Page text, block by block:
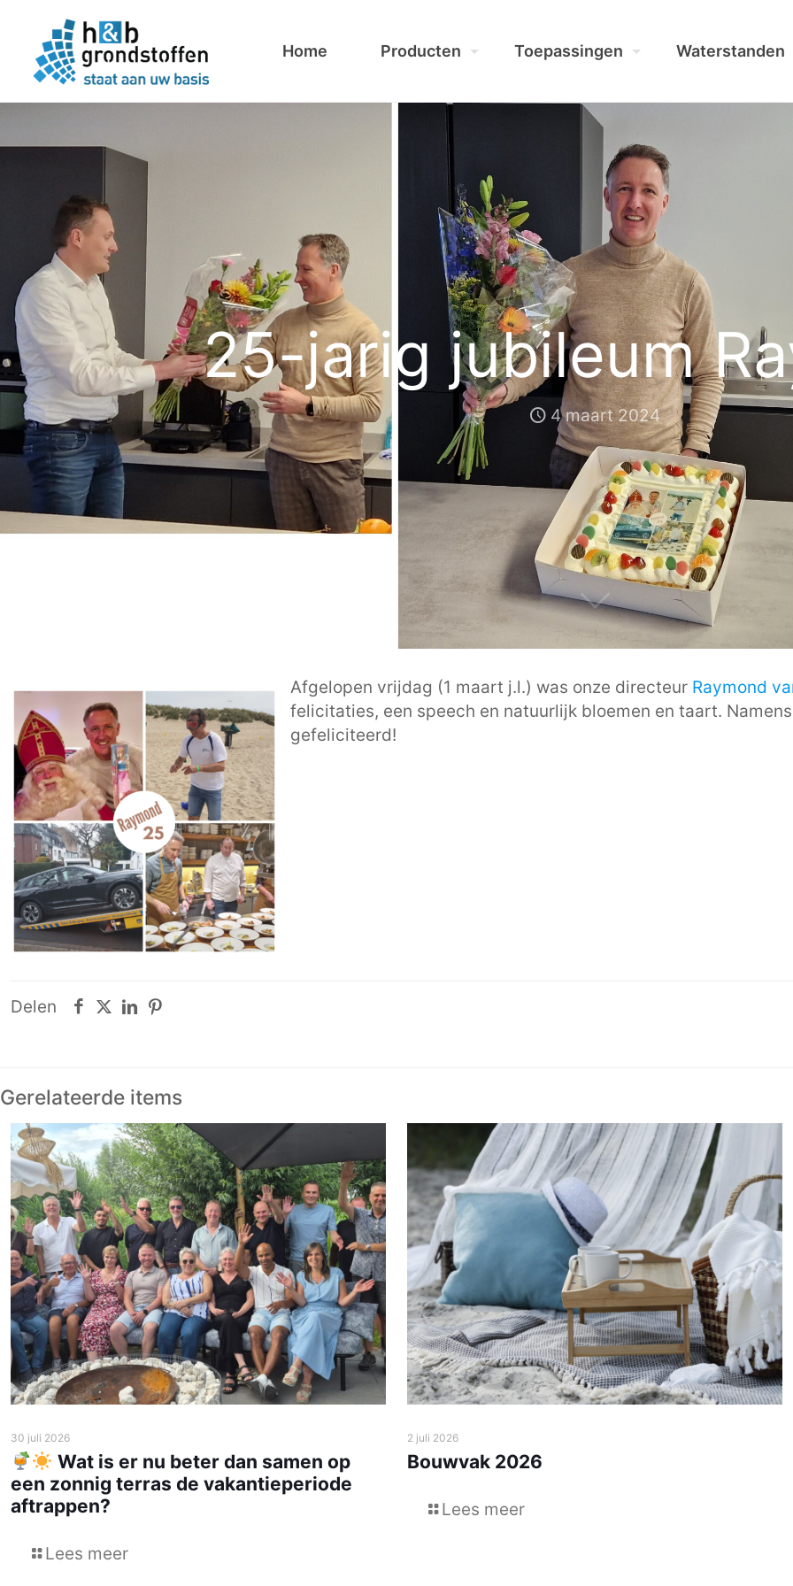
Home Producten Toepassingen Waterstanden
25-jarig jubileum
4 maart 2024
Afgelopen vrijdag (1 maart j.l.) was onze directeur Raymond
felicitaties, een speech en natuurlijk bloemen en taart.
gefeliciteerd!
Delen
Gerelateerde items
30 juli 2026
Wat is er nu beter dan samen op
een zonnig terras de vakantieperiode
aftrappen?
Lees meer
2 juli 2026
Bouwvak 2026
Lees meer